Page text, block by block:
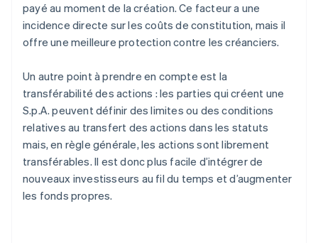
payé au moment de la création. Ce facteur a une
incidence directe sur les coûts de constitution, mais il
offre une meilleure protection contre les créanciers.
Un autre point à prendre en compte est la
transférabilité des actions : les parties qui créent une
S.p.A. peuvent définir des limites ou des conditions
relatives au transfert des actions dans les statuts
mais, en règle générale, les actions sont librement
transférables. Il est donc plus facile d’intégrer de
nouveaux investisseurs au fil du temps et d’augmenter
les fonds propres.